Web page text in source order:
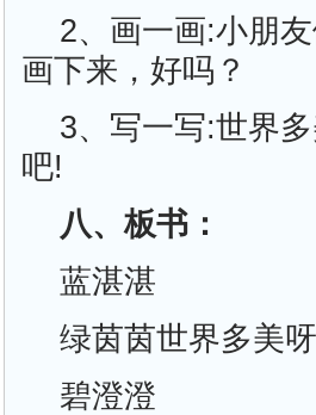
2、画一画:小朋
画下来，好吗？
3、写一写:世界
吧!
八、板书：
蓝湛湛
绿茵茵世界多美呀
碧澄澄